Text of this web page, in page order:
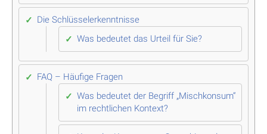
Die Schlüsselerkenntnisse
Was bedeutet das Urteil für Sie?
FAQ – Häufige Fragen
Was bedeutet der Begriff „Mischkonsum“
im rechtlichen Kontext?